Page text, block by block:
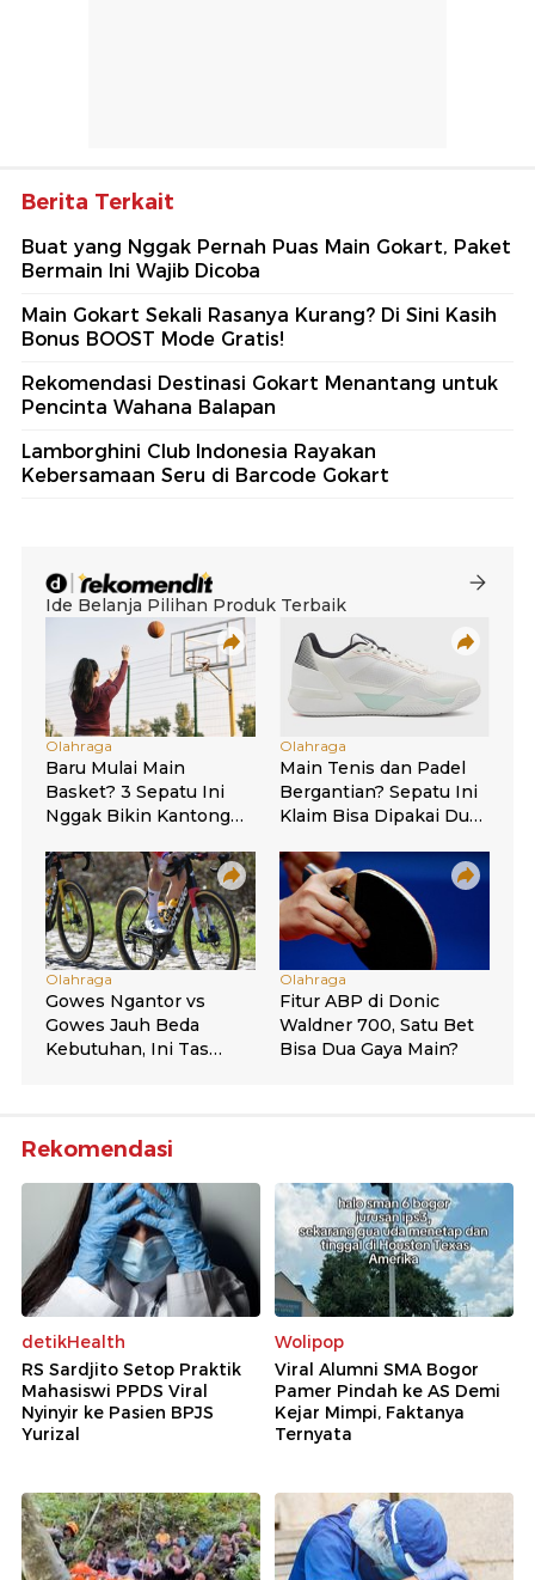
Berita Terkait
Buat yang Nggak Pernah Puas Main Gokart, Paket
Bermain Ini Wajib Dicoba
Main Gokart Sekali Rasanya Kurang? Di Sini Kasih
Bonus BOOST Mode Gratis!
Rekomendasi Destinasi Gokart Menantang untuk
Pencinta Wahana Balapan
Lamborghini Club Indonesia Rayakan
Kebersamaan Seru di Barcode Gokart
Rekomendasi
detikHealth
RS Sardjito Setop Praktik
Mahasiswi PPDS Viral
Nyinyir ke Pasien BPJS
Yurizal
Wolipop
Viral Alumni SMA Bogor
Pamer Pindah ke AS Demi
Kejar Mimpi, Faktanya
Ternyata